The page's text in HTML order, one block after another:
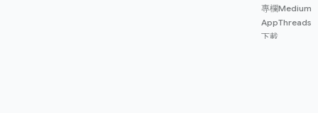
專欄
App
下載
Medium
Threads